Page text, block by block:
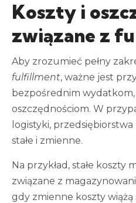
Koszty i
związane z
Aby zrozumieć pełny
fulfillment, ważne jest
bezpośrednim
oszczędnościom. W
logistyki,
stałe i zmienne.
Na przykład, stałe koszty
związane z
gdy zmienne koszty